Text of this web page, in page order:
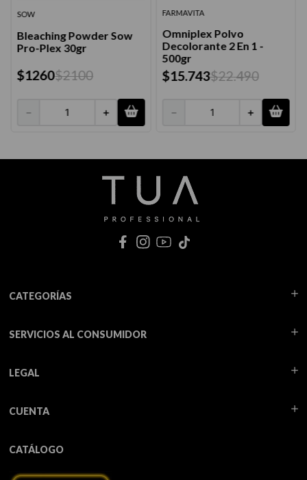
SOW
Bleaching Powder Sow
Pro-Plex 30gr
$1260$2100
＋
－
FARMAVITA
Omniplex Polvo
Decolorante 2 En 1 -
500gr
$15.743$22.490
＋
－
CATEGORÍAS
SERVICIOS AL CONSUMIDOR
LEGAL
CUENTA
CATÁLOGO